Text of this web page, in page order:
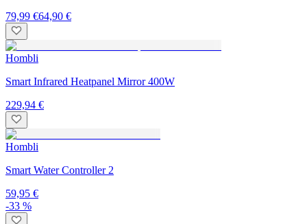
79,99 €64,90 €
Hombli
Smart Infrared Heatpanel Mirror 400W
229,94 €
Hombli
Smart Water Controller 2
59,95 €
-33 %